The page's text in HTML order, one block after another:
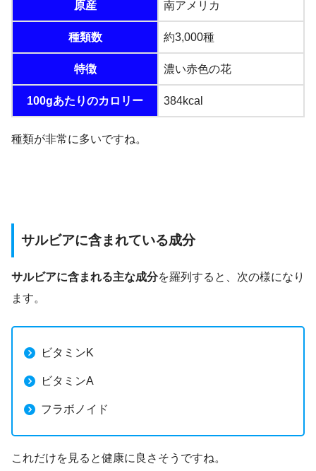
原産 南アメリカ
種類数 約3,000種
特徴 濃い赤色の花
100gあたりのカロリー 384kcal
種類が非常に多いですね。
サルビアに含まれている成分
サルビアに含まれる主な成分を羅列すると、次の様になり
ます。
ビタミンK
ビタミンA
フラボノイド
これだけを見ると健康に良さそうですね。